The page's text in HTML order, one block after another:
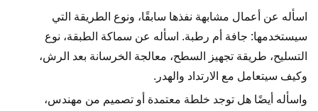
اسأله عن أعمال مشابهة نفذها سابقًا، ونوع الطريقة التي
سيستخدمها: جافة أم رطبة. اسأله عن سماكة الطبقة، نوع
التسليح، طريقة تجهيز السطح، معالجة الخرسانة بعد الرش،
وكيف سيتعامل مع الارتداد والهدر.
واسأله أيضًا هل توجد خلطة معتمدة أو تصميم من مهندس،